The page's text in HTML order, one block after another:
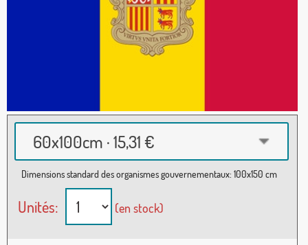
60x100cm · 15,31 €
Dimensions standard des organismes gouvernementaux: 100x150 cm
Unités: (en stock)